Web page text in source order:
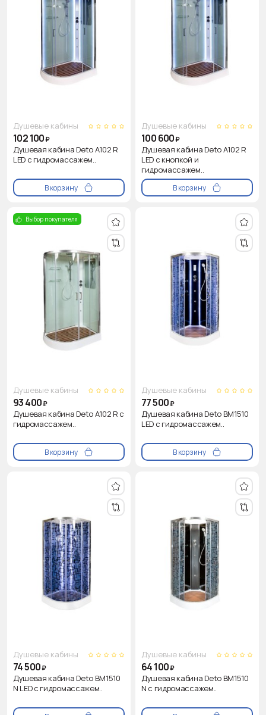
Душевые кабины
102 100₽
Душевая кабина Deto A102 R
LED с гидромассажем..
В корзину
Душевые кабины
100 600₽
Душевая кабина Deto A102 R
LED с кнопкой и
гидромассажем..
В корзину
Выбор покупателя
Душевые кабины
93 400₽
Душевая кабина Deto A102 R с
гидромассажем..
В корзину
Душевые кабины
77 500₽
Душевая кабина Deto BM1510
LED с гидромассажем..
В корзину
Душевые кабины
74 500₽
Душевая кабина Deto BM1510
N LED с гидромассажем..
Душевые кабины
64 100₽
Душевая кабина Deto BM1510
N с гидромассажем..